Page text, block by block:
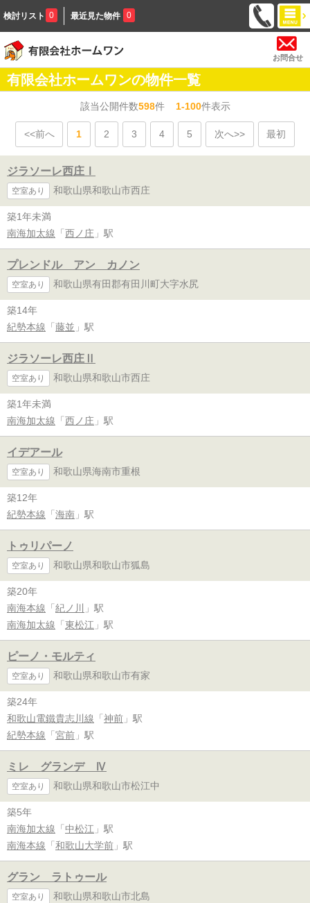
検討リスト 0 最近見た物件 0
お問合せ
有限会社ホームワンの物件一覧
該当公開件数598件1-100件表示
<<前へ 1 2 3 4 5 次へ>> 最初
ジラソーレ西庄Ⅰ
空室あり 和歌山県和歌山市西庄
築1年未満
南海加太線 「 西ノ庄 」駅
プレンドル アン カノン
空室あり 和歌山県有田郡有田川町大字水尻
築14年
紀勢本線 「 藤並 」駅
ジラソーレ西庄Ⅱ
空室あり 和歌山県和歌山市西庄
築1年未満
南海加太線 「 西ノ庄 」駅
イデアール
空室あり 和歌山県海南市重根
築12年
紀勢本線 「 海南 」駅
トゥリパーノ
空室あり 和歌山県和歌山市狐島
築20年
南海本線 「 紀ノ川
」駅
南海加太線 「 東松江 」駅
ピーノ・モルティ
空室あり 和歌山県和歌山市有家
築24年
和歌山電鐵貴志川線 「 神前 」駅
紀勢本線 「 宮前 」駅
ミレ グランデ Ⅳ
空室あり 和歌山県和歌山市松江中
築5年
南海加太線 「 中松江 」駅
南海本線 「 和歌山大学前 」駅
グラン ラトゥール
空室あり 和歌山県和歌山市北島